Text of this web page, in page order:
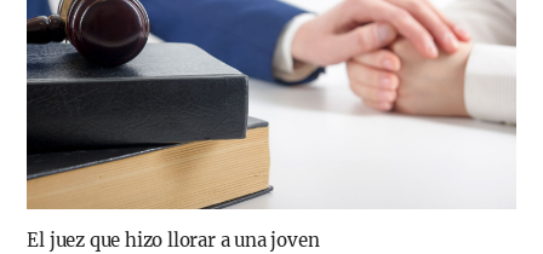
El juez que hizo llorar a una joven